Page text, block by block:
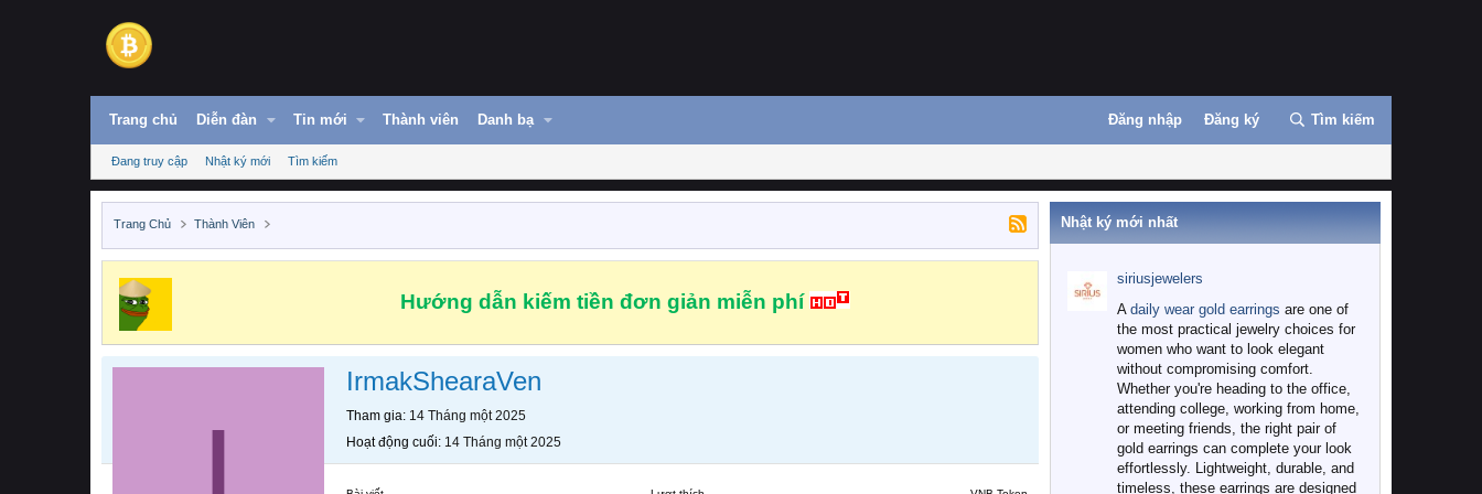
Trang chủ Diễn đàn Tin mới Thành viên Danh bạ Đăng nhập Đăng ký Tìm kiếm
Đang truy cập Nhật ký mới Tìm kiếm
Trang Chủ Thành Viên
Hướng dẫn kiếm tiền đơn giản miễn phí
IrmakShearaVen
Tham gia 14 Tháng một 2025
Hoạt động cuối 14 Tháng một 2025
Nhật ký mới nhất
siriusjewelers
A daily wear gold earrings are one of
the most practical jewelry choices for
women who want to look elegant
without compromising comfort.
Whether you're heading to the office,
attending college, working from home,
or meeting friends, the right pair of
gold earrings can complete your look
effortlessly. Lightweight, durable, and
timeless, these earrings are designed